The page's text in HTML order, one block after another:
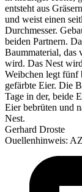
entsteht aus
und weist einen
Durchmesser.
beiden Partnern.
Baummaterial, das
wird. Das Nest
Weibchen legt fünf
gefärbte Eier. Die
Tage in der, beide
Eier bebrüten und
Nest.
Gerhard Droste
Ouellenhinweis: